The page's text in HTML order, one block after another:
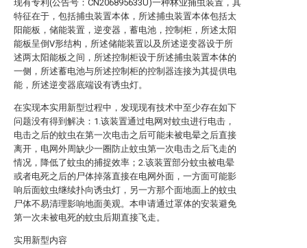
现有专利(公告号：CN206895633U)一种林业捕虫装置，其
特征在于，包括捕虫装置本体，所述捕虫装置本体包括太
阳能板，储能装置，逆变器，蓄电池，控制柜，所述太阳
能板呈倒V形结构，所述储能装置以及所述逆变器设于所
述两太阳能板之间，所述控制柜设于所述捕虫装置本体的
一侧，所述蓄电池与所述控制柜的控制器连接为其提供电
能，所述逆变器底端设有诱虫灯。
在实现本实用新型过程中，发现现有技术中至少存在如下
问题没有得到解决：1.该装置通过电网对蚊虫进行电击，
电击之后的蚊虫在第一次电击之后可能未被电晕之后直接
离开，电网外周缺少一圈防止蚊虫第一次电击之后飞走的
情况，降低了蚊虫的捕捉效率；2.该装置部分蚊虫被电晕
或者电死之后的尸体掉落直接在电网外面，一方面可能影
响后面蚊虫继续扑向诱虫灯，另一方那个面地面上的蚊虫
尸体不易清理影响地面美观。本申请通过罩体的安装避免
第一次未被电死的蚊虫后期直接飞走。
实用新型内容